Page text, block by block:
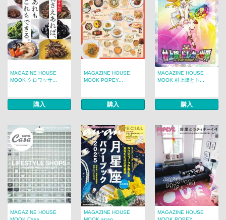
MAGAZINE HOUSE
MOOK クロワッサ...
購入
MAGAZINE HOUSE
MOOK POPEY...
購入
MAGAZINE HOUSE
MOOK 村上隆とト...
購入
MAGAZINE HOUSE
MAGAZINE HOUSE
MAGAZINE HOUSE